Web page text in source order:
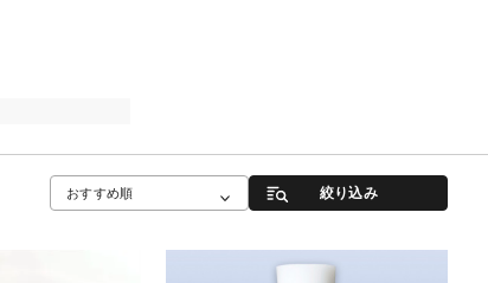
おすすめ順 絞り込み